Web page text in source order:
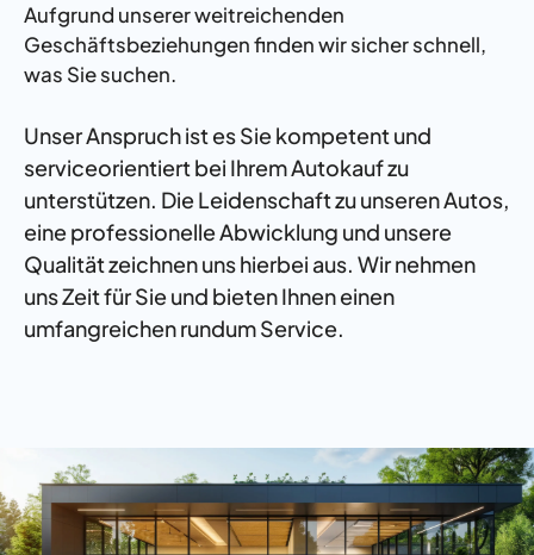
Aufgrund unserer weitreichenden
Geschäftsbeziehungen finden wir sicher schnell,
was Sie suchen.
Unser Anspruch ist es Sie kompetent und
serviceorientiert bei Ihrem Autokauf zu
unterstützen. Die Leidenschaft zu unseren Autos,
eine professionelle Abwicklung und unsere
Qualität zeichnen uns hierbei aus. Wir nehmen
uns Zeit für Sie und bieten Ihnen einen
umfangreichen rundum Service.